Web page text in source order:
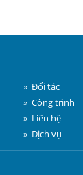
» Đối tác
» Công trình
» Liên hệ
» Dịch vụ